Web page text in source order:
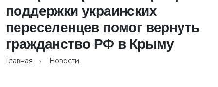
поддержки украинских
переселенцев помог вернуть
гражданство РФ в Крыму
Главная Новости